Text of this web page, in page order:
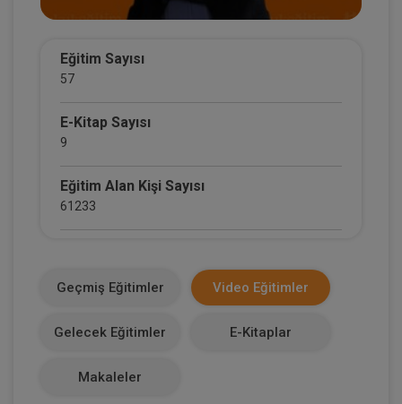
Eğitim Sayısı
57
E-Kitap Sayısı
9
Eğitim Alan Kişi Sayısı
61233
0
Geçmiş Eğitimler Video Eğitimler
Gelecek Eğitimler E-Kitaplar
Makaleler